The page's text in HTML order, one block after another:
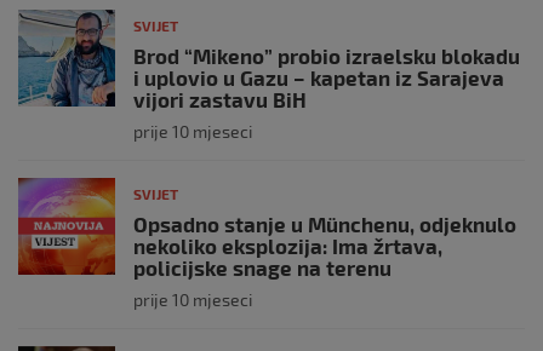
SVIJET
Brod “Mikeno” probio izraelsku blokadu
i uplovio u Gazu – kapetan iz Sarajeva
vijori zastavu BiH
prije 10 mjeseci
SVIJET
Opsadno stanje u Münchenu, odjeknulo
nekoliko eksplozija: Ima žrtava,
policijske snage na terenu
prije 10 mjeseci